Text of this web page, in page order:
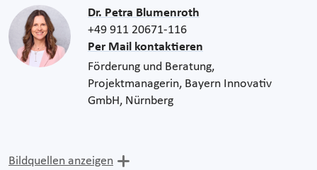
Dr. Petra Blumenroth
+49 911 20671-116
Per Mail kontaktieren
Förderung und Beratung,
Projektmanagerin, Bayern Innovativ
GmbH, Nürnberg
Bildquellen anzeigen